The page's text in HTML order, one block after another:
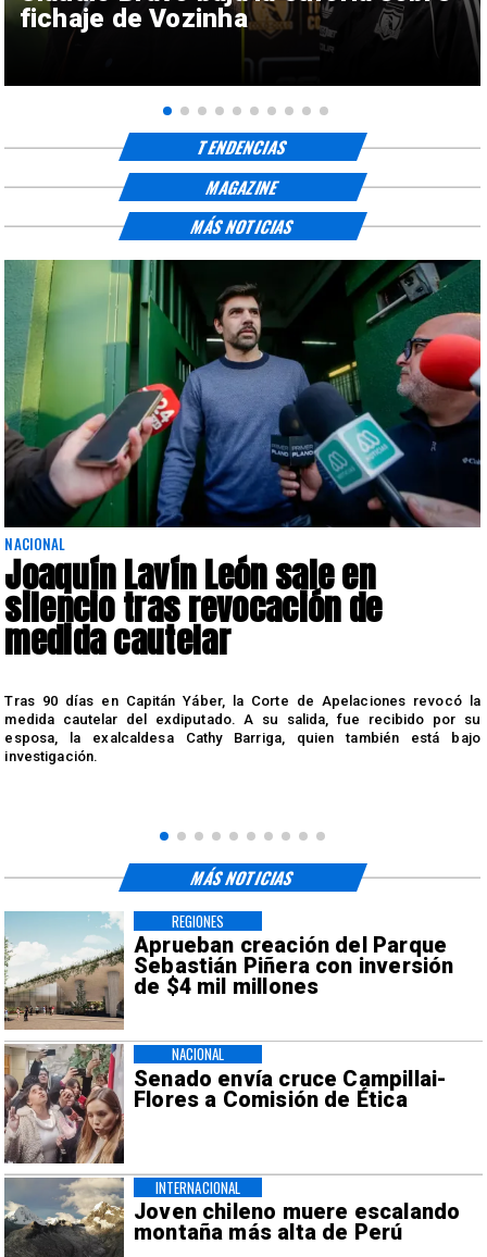
fichaje de Vozinha
TENDENCIAS
MAGAZINE
NACIONAL
Joaquín Lavín León sale en
silencio tras revocación de
medida cautelar
Tras 90 días en Capitán Yáber, la Corte de Apelaciones revocó la
medida cautelar del exdiputado. A su salida, fue recibido por su
esposa, la exalcaldesa Cathy Barriga, quien también está bajo
investigación.
MÁS NOTICIAS
Aprueban creación del Parque
Sebastián Piñera con inversión
de $4 mil millones
REGIONES
Senado envía cruce Campillai-
Flores a Comisión de Ética
NACIONAL
Joven chileno muere escalando
montaña más alta de Perú
INTERNACIONAL
MÁS NOTICIAS